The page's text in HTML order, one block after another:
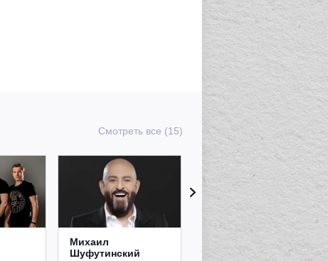
Смотреть все (15)
Михаил
Шуфутинский
Сурганова и
Оркестр